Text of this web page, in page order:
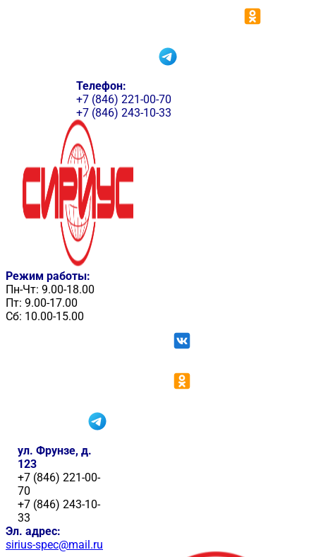
Телефон:
+7 (846) 221-00-70
+7 (846) 243-10-33
Режим работы:
Пн-Чт: 9.00-18.00
Пт: 9.00-17.00
Сб: 10.00-15.00
ул. Фрунзе, д.
123
+7 (846) 221-00-
70
+7 (846) 243-10-
33
Эл. адрес:
sirius-spec@mail.ru